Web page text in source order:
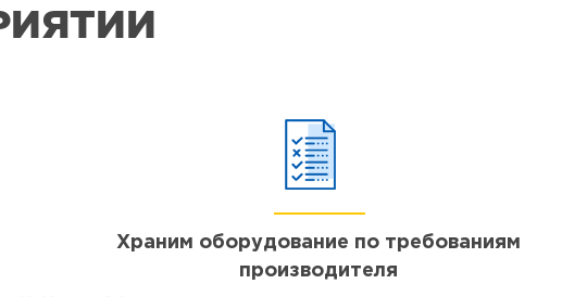
Храним оборудование по требованиям
производителя